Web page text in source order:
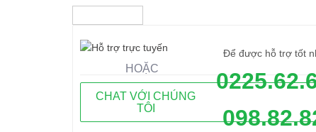
Để được hỗ trợ tốt
HOẶC
CHAT VỚI CHÚNG
TÔI